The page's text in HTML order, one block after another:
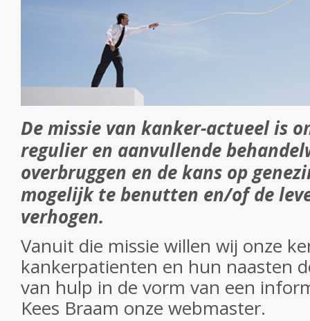
De missie van kanker-actueel is
regulier en aanvullende
overbruggen en de kans op
mogelijk te benutten en/of de
verhogen.
Vanuit die missie willen wij onze
kankerpatienten en hun naasten
van hulp in de vorm van een
Kees Braam onze webmaster.